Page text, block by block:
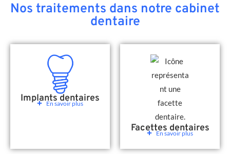
Nos traitements dans notre cabinet
dentaire
Implants dentaires
En savoir plus
Facettes dentaires
En savoir plus